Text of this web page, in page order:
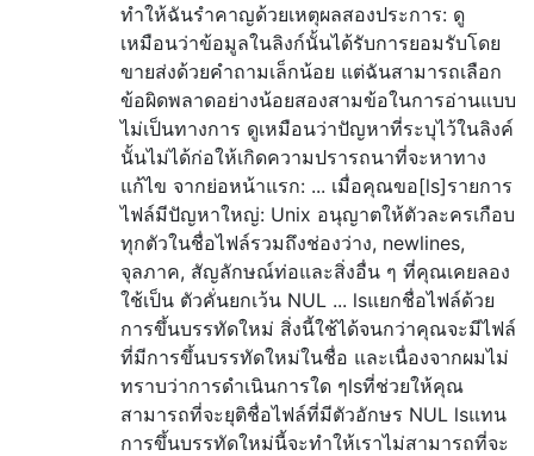
ทำให้ฉันรำคาญด้วยเหตุผลสองประการ: ดู
เหมือนว่าข้อมูลในลิงก์นั้นได้รับการยอมรับโดย
ขายส่งด้วยคำถามเล็กน้อย แต่ฉันสามารถเลือก
ข้อผิดพลาดอย่างน้อยสองสามข้อในการอ่านแบบ
ไม่เป็นทางการ ดูเหมือนว่าปัญหาที่ระบุไว้ในลิงค์
นั้นไม่ได้ก่อให้เกิดความปรารถนาที่จะหาทาง
แก้ไข จากย่อหน้าแรก: ... เมื่อคุณขอ[ls]รายการ
ไฟล์มีปัญหาใหญ่: Unix อนุญาตให้ตัวละครเกือบ
ทุกตัวในชื่อไฟล์รวมถึงช่องว่าง, newlines,
จุลภาค, สัญลักษณ์ท่อและสิ่งอื่น ๆ ที่คุณเคยลอง
ใช้เป็น ตัวคั่นยกเว้น NUL ... lsแยกชื่อไฟล์ด้วย
การขึ้นบรรทัดใหม่ สิ่งนี้ใช้ได้จนกว่าคุณจะมีไฟล์
ที่มีการขึ้นบรรทัดใหม่ในชื่อ และเนื่องจากผมไม่
ทราบว่าการดำเนินการใด ๆlsที่ช่วยให้คุณ
สามารถที่จะยุติชื่อไฟล์ที่มีตัวอักษร NUL lsแทน
การขึ้นบรรทัดใหม่นี้จะทำให้เราไม่สามารถที่จะ